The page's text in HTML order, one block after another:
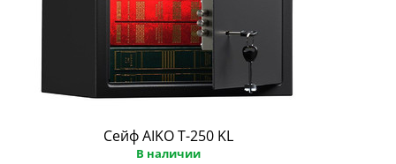
Сейф AIKO Т-250 KL
В наличии